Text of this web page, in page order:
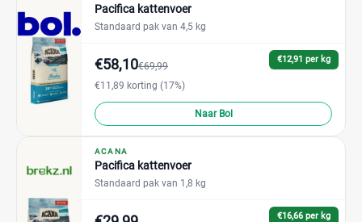
Pacifica kattenvoer
Standaard pak van 4,5 kg
€12,91 per kg
€58,10€69,99
€11,89 korting (17%)
Naar Bol
ACANA
Pacifica kattenvoer
Standaard pak van 1,8 kg
€16,66 per kg